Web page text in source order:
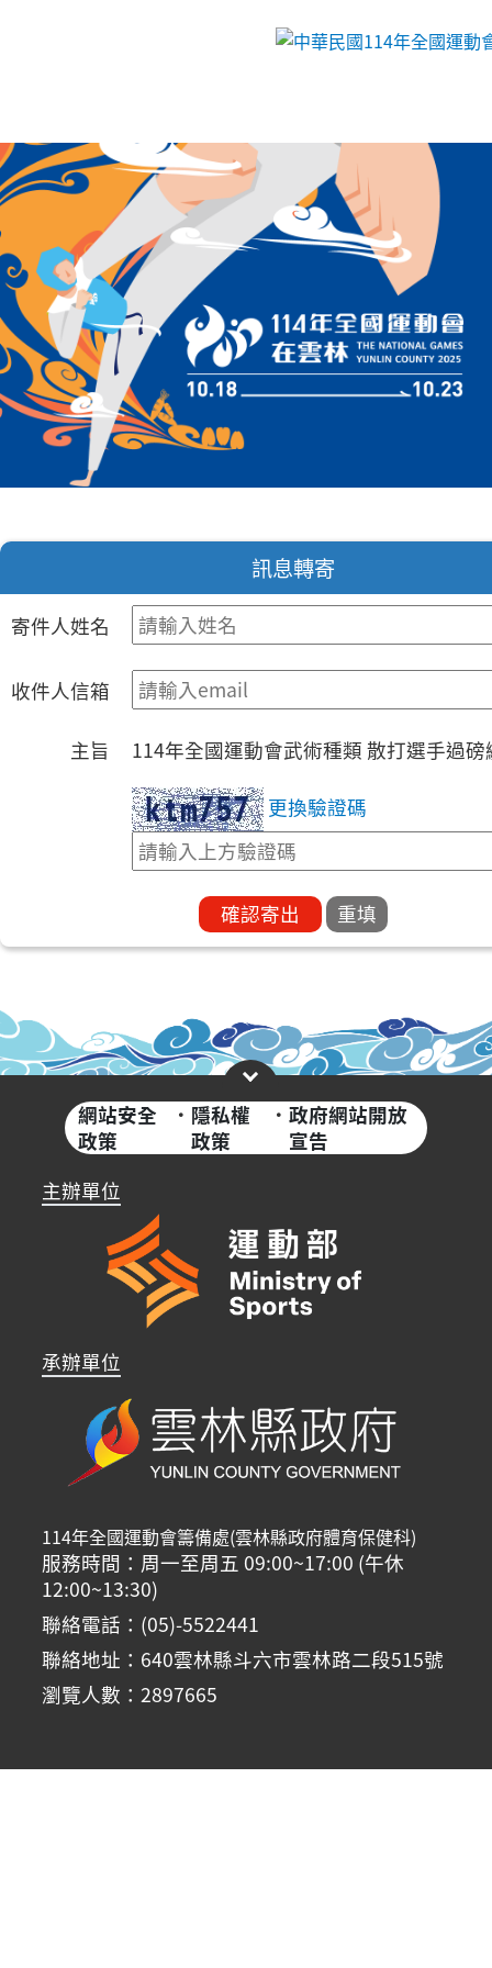
跳到主要內容
訊息轉寄
寄件人姓名
收件人信箱
主旨 114年全國運動會武術種類 散打選手過
更換驗證碼
網站安全
政策
· 隱私權
政策
·政府網站開放
宣告
主辦單位
承辦單位
114年全國運動會籌備處(雲林縣政府體育保健科)
服務時間：周一至周五 09:00~17:00 (午休
12:00~13:30)
聯絡電話：(05)-5522441
聯絡地址：640雲林縣斗六市雲林路二段515號
瀏覽人數：2897665